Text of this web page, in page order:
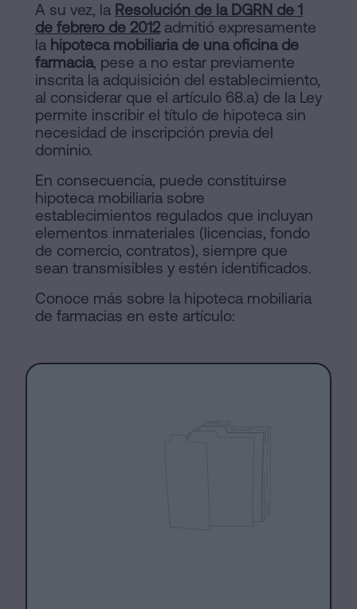
A su vez, la Resolución de la DGRN de 1
de febrero de 2012admitió expresamente
la hipoteca mobiliaria de una oficina de
farmacia, pese a no estar previamente
inscrita la adquisición del establecimiento,
al considerar que el artículo 68.a) de la Ley
permite inscribir el título de hipoteca sin
necesidad de inscripción previa del
dominio.
En consecuencia, puede constituirse
hipoteca mobiliaria sobre
establecimientos regulados que incluyan
elementos inmateriales (licencias, fondo
de comercio, contratos), siempre que
sean transmisibles y estén identificados.
Conoce más sobre la hipoteca mobiliaria
de farmacias en este artículo: